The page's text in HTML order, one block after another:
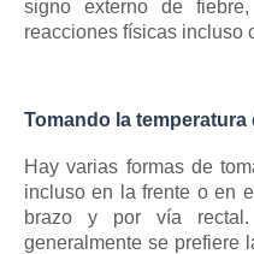
signo externo de
reacciones físicas incluso
Tomando la temperatura
Hay varias formas de
incluso en la frente o en
brazo y por vía rectal.
generalmente se prefiere